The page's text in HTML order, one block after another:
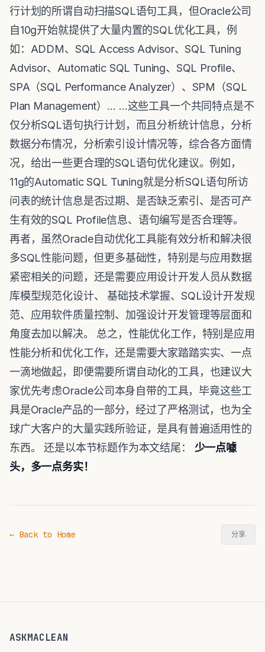
行计划的所谓自动扫描SQL语句工具，但Oracle公司
自10g开始就提供了大量内置的SQL优化工具，例
如：ADDM、SQL Access Advisor、SQL Tuning
Advisor、Automatic SQL Tuning、SQL Profile、
SPA（SQL Performance Analyzer）、SPM（SQL
Plan Management）… …这些工具一个共同特点是不
仅分析SQL语句执行计划，而且分析统计信息，分析
数据分布情况，分析索引设计情况等，综合各方面情
况，给出一些更合理的SQL语句优化建议。例如，
11g的Automatic SQL Tuning就是分析SQL语句所访
问表的统计信息是否过期、是否缺乏索引、是否可产
生有效的SQL Profile信息、语句编写是否合理等。
再者，虽然Oracle自动优化工具能有效分析和解决很
多SQL性能问题，但更多基础性，特别是与应用数据
紧密相关的问题，还是需要应用设计开发人员从数据
库模型规范化设计、 基础技术掌握、SQL设计开发规
范、应用软件质量控制、加强设计开发管理等层面和
角度去加以解决。 总之，性能优化工作，特别是应用
性能分析和优化工作，还是需要大家踏踏实实、一点
一滴地做起，即便需要所谓自动化的工具，也建议大
家优先考虑Oracle公司本身自带的工具，毕竟这些工
具是Oracle产品的一部分，经过了严格测试，也为全
球广大客户的大量实践所验证，是具有普遍适用性的
东西。 还是以本节标题作为本文结尾： 少一点噱
头，多一点务实！
← Back to Home 分享
ASKMACLEAN